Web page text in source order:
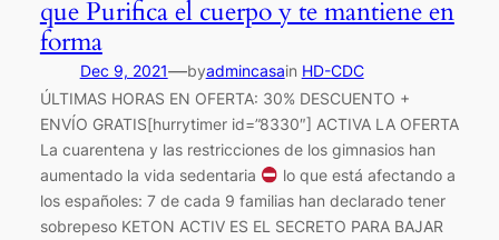
que Purifica el cuerpo y te mantiene en
forma
Dec 9, 2021—byadmincasain HD-CDC
ÚLTIMAS HORAS EN OFERTA: 30% DESCUENTO +
ENVÍO GRATIS[hurrytimer id=”8330″] ACTIVA LA OFERTA
La cuarentena y las restricciones de los gimnasios han
aumentado la vida sedentaria
lo que está afectando a
los españoles: 7 de cada 9 familias han declarado tener
sobrepeso KETON ACTIV ES EL SECRETO PARA BAJAR